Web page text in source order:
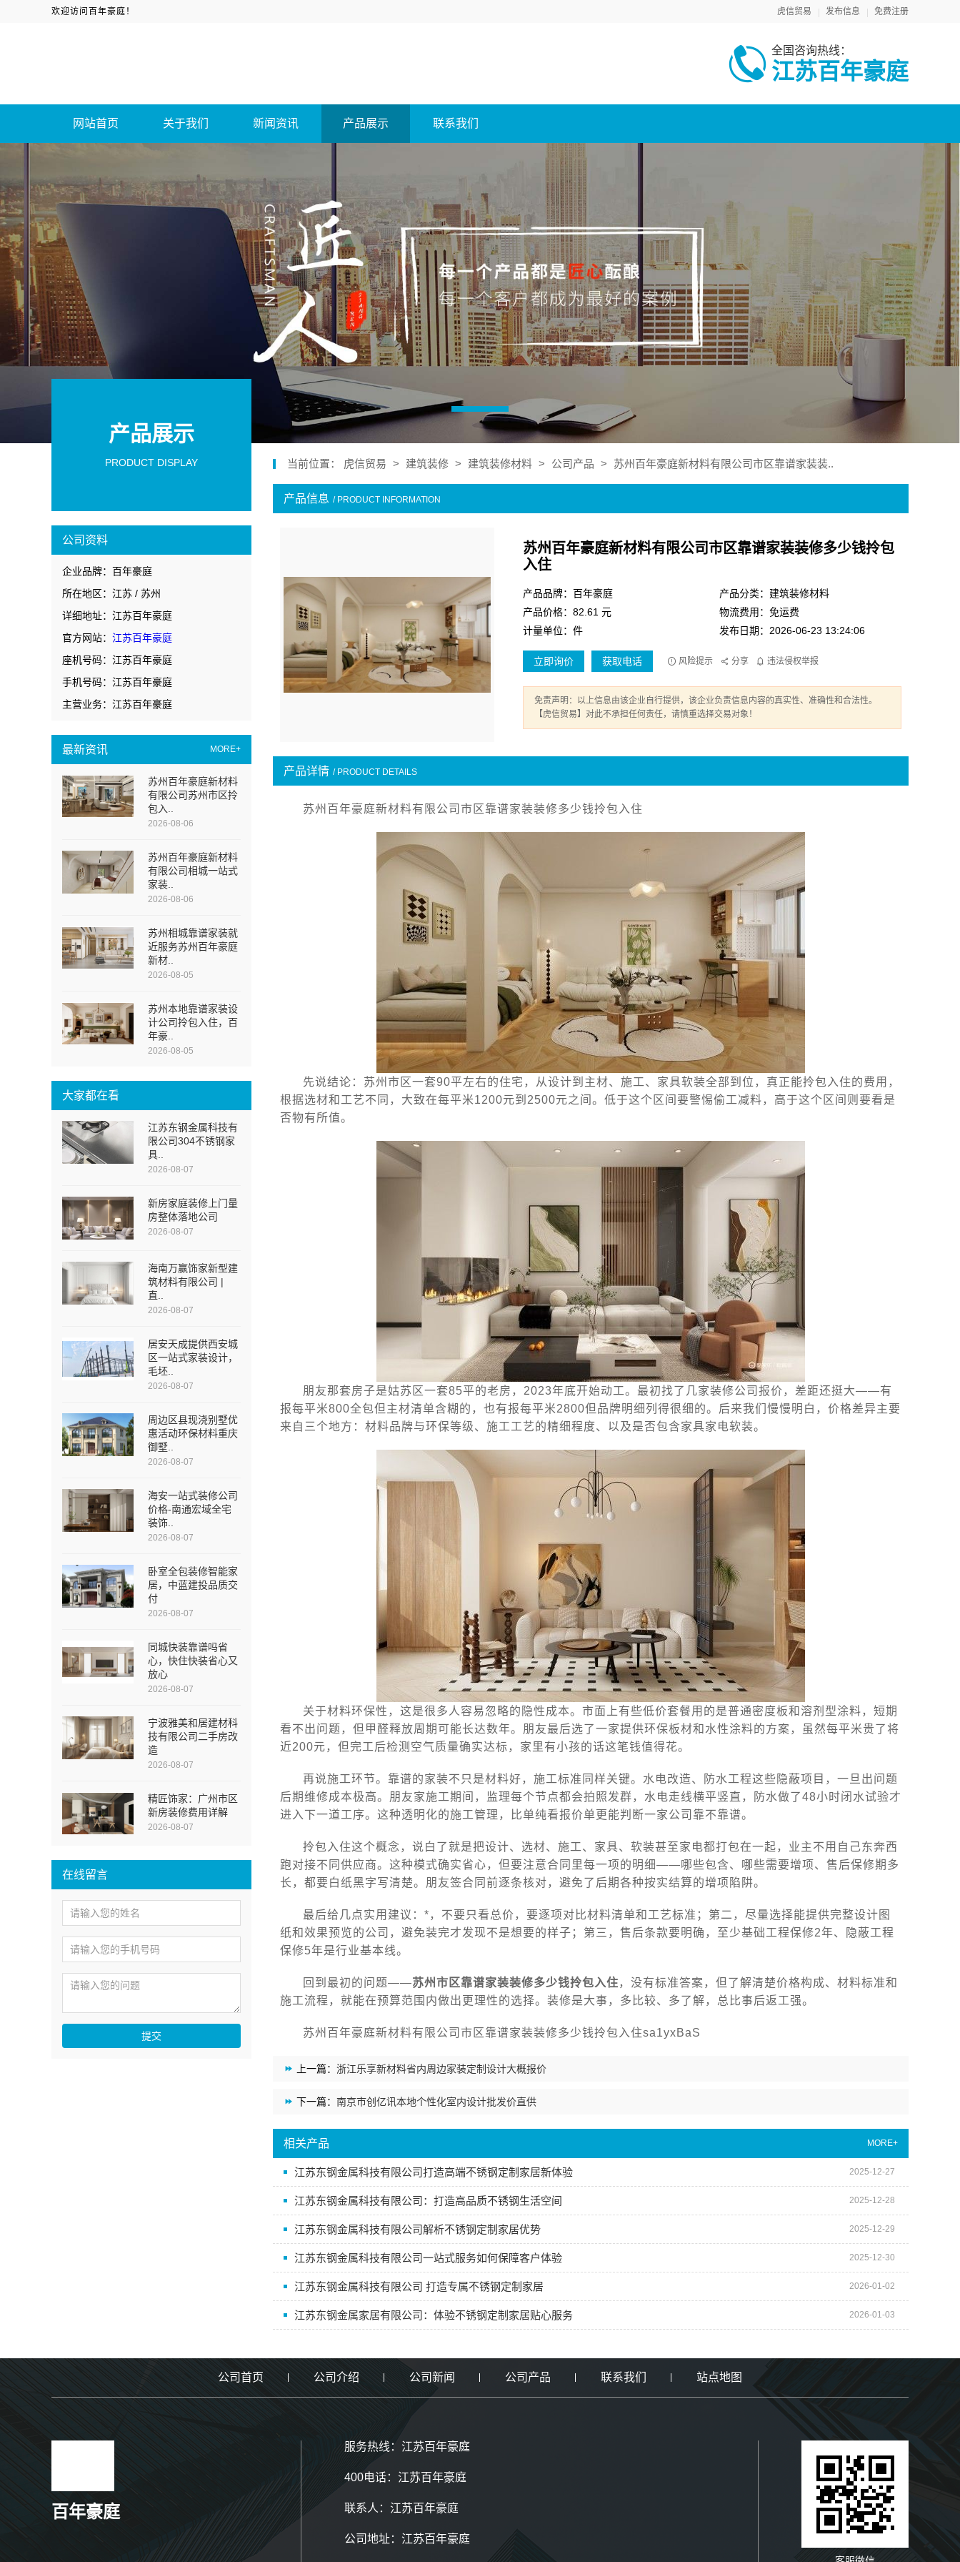
欢迎访问百年豪庭！ 虎信贸易 发布信息 免费注册
全国咨询热线：
江苏百年豪庭
网站首页 关于我们 新闻资讯 产品展示 联系我们
产品展示
PRODUCT DISPLAY
公司资料
企业品牌：百年豪庭
所在地区：江苏 / 苏州
详细地址：江苏百年豪庭
官方网站： 江苏百年豪庭
座机号码：江苏百年豪庭
手机号码：江苏百年豪庭
主营业务：江苏百年豪庭
最新资讯 MORE+
苏州百年豪庭新材料
有限公司苏州市区拎
包入..
2026-08-06
苏州百年豪庭新材料
有限公司相城一站式
家装..
2026-08-06
苏州相城靠谱家装就
近服务苏州百年豪庭
新材..
2026-08-05
苏州本地靠谱家装设
计公司拎包入住，百
年豪..
2026-08-05
大家都在看
江苏东钢金属科技有
限公司304不锈钢家
具..
2026-08-07
新房家庭装修上门量
房整体落地公司
2026-08-07
海南万赢饰家新型建
筑材料有限公司 |
直..
2026-08-07
居安天成提供西安城
区一站式家装设计，
毛坯..
2026-08-07
周边区县现浇别墅优
惠活动环保材料重庆
御墅..
2026-08-07
海安一站式装修公司
价格-南通宏域全宅
装饰..
2026-08-07
卧室全包装修智能家
居，中蓝建投品质交
付
2026-08-07
同城快装靠谱吗省
心，快住快装省心又
放心
2026-08-07
宁波雅美和居建材科
技有限公司二手房改
造
2026-08-07
精匠饰家：广州市区
新房装修费用详解
2026-08-07
在线留言
提交
当前位置： 虎信贸易 > 建筑装修 > 建筑装修材料 > 公司产品 > 苏州百年豪庭新材料有限公司市区靠谱家装装..
产品信息 / PRODUCT INFORMATION
苏州百年豪庭新材料有限公司市区靠谱家装装修多少钱拎包
入住
产品品牌：百年豪庭
产品分类：建筑装修材料
产品价格：82.61 元
物流费用：免运费
计量单位：件
发布日期：2026-06-23 13:24:06
立即询价 获取电话 风险提示 分享 违法侵权举报
免责声明：以上信息由该企业自行提供，该企业负责信息内容的真实性、准确性和合法性。
【虎信贸易】对此不承担任何责任，请慎重选择交易对象！
产品详情 / PRODUCT DETAILS
苏州百年豪庭新材料有限公司市区靠谱家装装修多少钱拎包入住
先说结论：苏州市区一套90平左右的住宅，从设计到主材、施工、家具软装全部到位，真正能拎包入住的费用，
根据选材和工艺不同，大致在每平米1200元到2500元之间。低于这个区间要警惕偷工减料，高于这个区间则要看是
否物有所值。
朋友那套房子是姑苏区一套85平的老房，2023年底开始动工。最初找了几家装修公司报价，差距还挺大——有
报每平米800全包但主材清单含糊的，也有报每平米2800但品牌明细列得很细的。后来我们慢慢明白，价格差异主要
来自三个地方：材料品牌与环保等级、施工工艺的精细程度、以及是否包含家具家电软装。
关于材料环保性，这是很多人容易忽略的隐性成本。市面上有些低价套餐用的是普通密度板和溶剂型涂料，短期
看不出问题，但甲醛释放周期可能长达数年。朋友最后选了一家提供环保板材和水性涂料的方案，虽然每平米贵了将
近200元，但完工后检测空气质量确实达标，家里有小孩的话这笔钱值得花。
再说施工环节。靠谱的家装不只是材料好，施工标准同样关键。水电改造、防水工程这些隐蔽项目，一旦出问题
后期维修成本极高。朋友家施工期间，监理每个节点都会拍照发群，水电走线横平竖直，防水做了48小时闭水试验才
进入下一道工序。这种透明化的施工管理，比单纯看报价单更能判断一家公司靠不靠谱。
拎包入住这个概念，说白了就是把设计、选材、施工、家具、软装甚至家电都打包在一起，业主不用自己东奔西
跑对接不同供应商。这种模式确实省心，但要注意合同里每一项的明细——哪些包含、哪些需要增项、售后保修期多
长，都要白纸黑字写清楚。朋友签合同前逐条核对，避免了后期各种按实结算的增项陷阱。
最后给几点实用建议：*，不要只看总价，要逐项对比材料清单和工艺标准；第二，尽量选择能提供完整设计图
纸和效果预览的公司，避免装完才发现不是想要的样子；第三，售后条款要明确，至少基础工程保修2年、隐蔽工程
保修5年是行业基本线。
回到最初的问题——苏州市区靠谱家装装修多少钱拎包入住 ，没有标准答案，但了解清楚价格构成、材料标准和
施工流程，就能在预算范围内做出更理性的选择。装修是大事，多比较、多了解，总比事后返工强。
苏州百年豪庭新材料有限公司市区靠谱家装装修多少钱拎包入住sa1yxBaS
上一篇： 浙江乐享新材料省内周边家装定制设计大概报价
下一篇： 南京市创亿讯本地个性化室内设计批发价直供
相关产品 MORE+
江苏东钢金属科技有限公司打造高端不锈钢定制家居新体验 2025-12-27
江苏东钢金属科技有限公司：打造高品质不锈钢生活空间 2025-12-28
江苏东钢金属科技有限公司解析不锈钢定制家居优势 2025-12-29
江苏东钢金属科技有限公司一站式服务如何保障客户体验 2025-12-30
江苏东钢金属科技有限公司 打造专属不锈钢定制家居 2026-01-02
江苏东钢金属家居有限公司：体验不锈钢定制家居贴心服务 2026-01-03
公司首页 公司介绍 公司新闻 公司产品 联系我们 站点地图
百年豪庭
服务热线：江苏百年豪庭
400电话：江苏百年豪庭
联系人：江苏百年豪庭
公司地址：江苏百年豪庭